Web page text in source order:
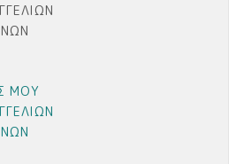
ΜΟΥ